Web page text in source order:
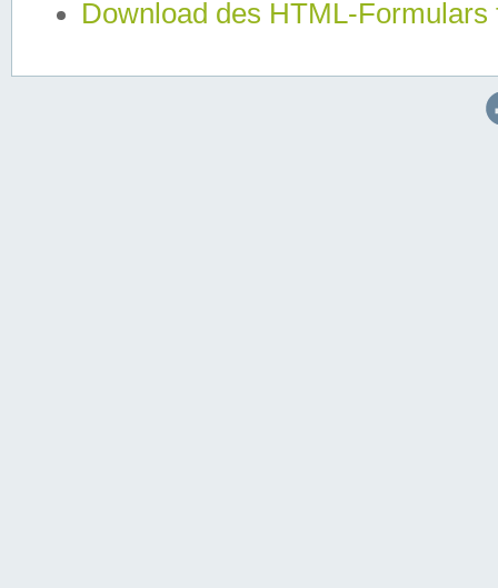
Download des HTML-